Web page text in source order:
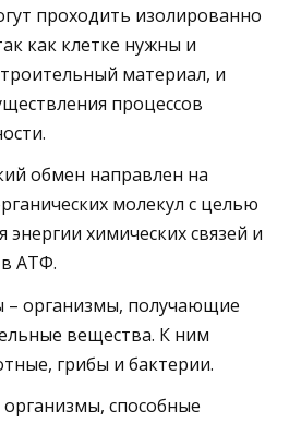
проходить изолированно
как клетке нужны и
материал, и
процессов
обмен направлен на
молекул с целью
химических связей и
АТФ.
– организмы, получающие
вещества. К ним
грибы и бактерии.
способные